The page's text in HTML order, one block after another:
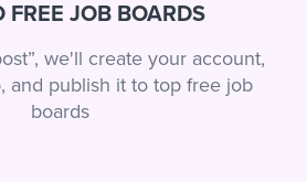
FREE JOB BOARDS
we'll create your account,
and publish it to top free job
boards